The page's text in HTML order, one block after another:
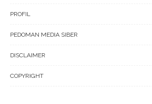
PROFIL
PEDOMAN MEDIA SIBER
DISCLAIMER
COPYRIGHT